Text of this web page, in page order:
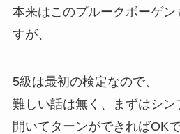
本来はこのプルークボーゲ
すが、
5級は最初の検定なので、
難しい話は無く、まずはシン
開いてターンができればOKで